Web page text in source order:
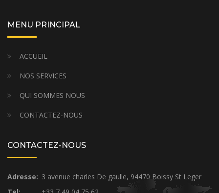
MENU PRINCIPAL
ACCUEIL
NOS SERVICES
QUI SOMMES NOUS
CONTACTEZ-NOUS
CONTACTEZ-NOUS
Adresse: 3 avenue charles De gaulle, 94470 Boissy St Leger